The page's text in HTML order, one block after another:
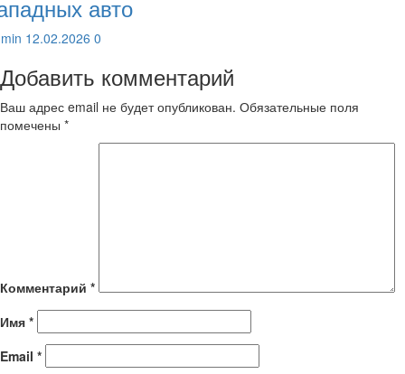
авто
12.02.2026 0
Добавить комментарий
Ваш адрес email не будет опубликован. Обязательные поля
помечены *
Комментарий *
Имя *
Email *